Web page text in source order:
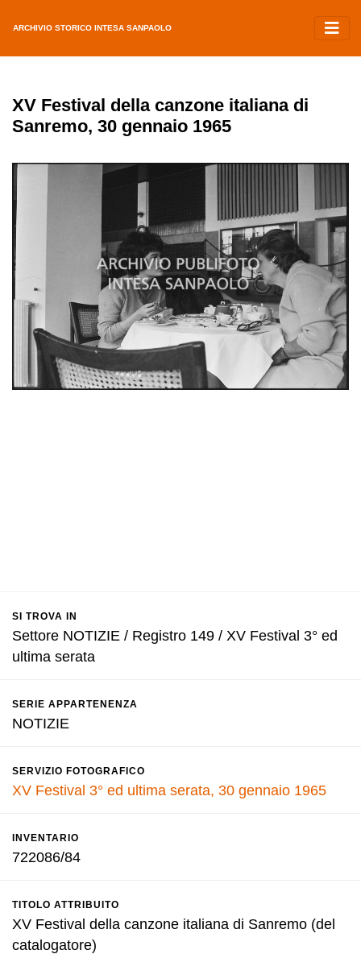
ARCHIVIO STORICO INTESA SANPAOLO
XV Festival della canzone italiana di
Sanremo, 30 gennaio 1965
SI TROVA IN
Settore NOTIZIE / Registro 149 / XV Festival 3° ed
ultima serata
SERIE APPARTENENZA
NOTIZIE
SERVIZIO FOTOGRAFICO
XV Festival 3° ed ultima serata, 30 gennaio 1965
INVENTARIO
722086/84
TITOLO ATTRIBUITO
XV Festival della canzone italiana di Sanremo (del
catalogatore)